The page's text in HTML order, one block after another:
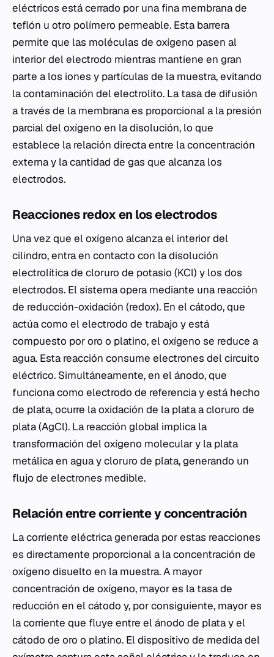
eléctricos está cerrado por una fina membrana de
teflón u otro polímero permeable. Esta barrera
permite que las moléculas de oxígeno pasen al
interior del electrodo mientras mantiene en gran
parte a los iones y partículas de la muestra, evitando
la contaminación del electrolito. La tasa de difusión
a través de la membrana es proporcional a la presión
parcial del oxígeno en la disolución, lo que
establece la relación directa entre la concentración
externa y la cantidad de gas que alcanza los
electrodos.
Reacciones redox en los electrodos
Una vez que el oxígeno alcanza el interior del
cilindro, entra en contacto con la disolución
electrolítica de cloruro de potasio (KCl) y los dos
electrodos. El sistema opera mediante una reacción
de reducción-oxidación (redox). En el cátodo, que
actúa como el electrodo de trabajo y está
compuesto por oro o platino, el oxígeno se reduce a
agua. Esta reacción consume electrones del circuito
eléctrico. Simultáneamente, en el ánodo, que
funciona como electrodo de referencia y está hecho
de plata, ocurre la oxidación de la plata a cloruro de
plata (AgCl). La reacción global implica la
transformación del oxígeno molecular y la plata
metálica en agua y cloruro de plata, generando un
flujo de electrones medible.
Relación entre corriente y concentración
La corriente eléctrica generada por estas reacciones
es directamente proporcional a la concentración de
oxígeno disuelto en la muestra. A mayor
concentración de oxígeno, mayor es la tasa de
reducción en el cátodo y, por consiguiente, mayor es
la corriente que fluye entre el ánodo de plata y el
cátodo de oro o platino. El dispositivo de medida del